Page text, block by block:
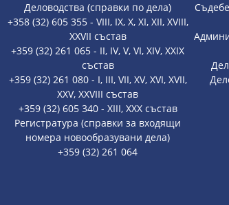
Деловодства (справки по дела)
+358 (32) 605 355 - VIII, IX, X, XI, XII, XVIII,
XXVII състав
+359 (32) 261 065 - II, IV, V, VI, XIV, XXIX
състав
+359 (32) 261 080 - I, III, VII, XV, XVI, XVII,
XXV, XXVIII състав
+359 (32) 605 340 - XIII, XXX състав
Регистратура (справки за входящи
номера новообразувани дела)
+359 (32) 261 064